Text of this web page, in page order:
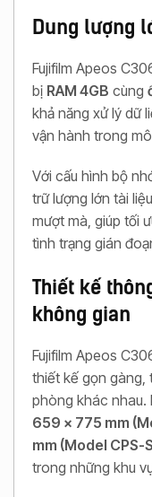
Dung lượng
Fujifilm Apeos
bị RAM 4GB cùng
khả năng xử lý dữ
vận hành trong
Với cấu hình bộ
trữ lượng lớn tài
mượt mà, giúp tối
tình trạng gián
Thiết kế
không gian
Fujifilm Apeos
thiết kế gọn gàng,
phòng khác nhau.
659 x 775 mm
mm (Model CPS-
trong những khu